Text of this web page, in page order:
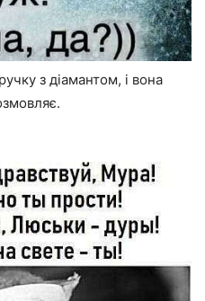
з діамантом, і вона